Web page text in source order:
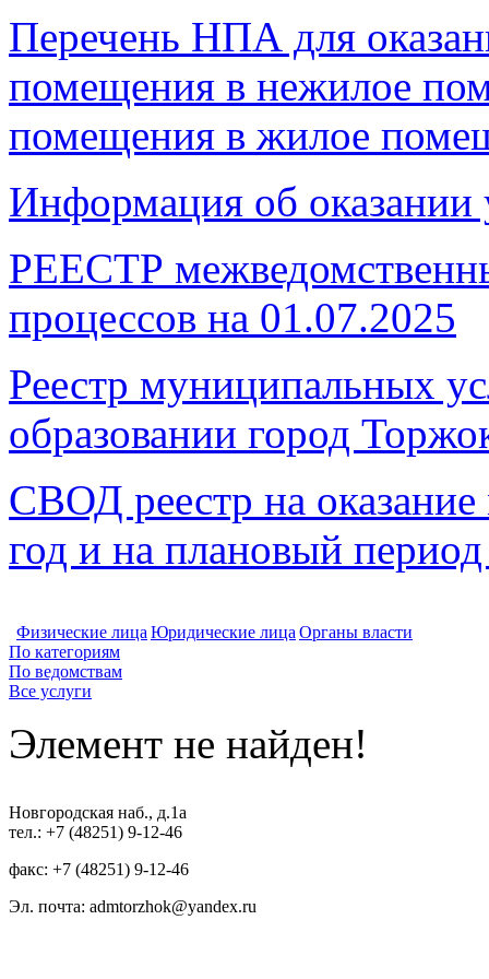
Перечень НПА для
помещения в нежилое
помещения в жилое
Информация об оказании
РЕЕСТР
процессов на 01.07.2025
Реестр муниципальных
образовании город
СВОД реестр на
год и на плановый
Физические лица Юридические лица Органы власти
По категориям
По ведомствам
Все услуги
Элемент не найден!
Новгородская наб., д.1а
тел.: +7 (48251) 9-12-46
факс: +7 (48251) 9-12-46
Эл. почта: admtorzhok@yandex.ru